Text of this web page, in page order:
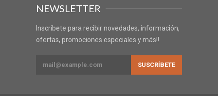
NEWSLETTER
Inscríbete para recibir novedades, información,
ofertas, promociones especiales y más!!